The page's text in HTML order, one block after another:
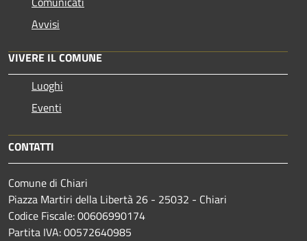
Avvisi
VIVERE IL COMUNE
Luoghi
Eventi
CONTATTI
Comune di Chiari
Piazza Martiri della Libertà 26 - 25032 - Chiari
Codice Fiscale: 00606990174
Partita IVA: 00572640985